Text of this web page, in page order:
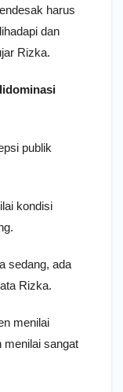
harus
dan
Rizka.
publik
kondisi
sedang, ada
Rizka.
menilai
menilai sangat